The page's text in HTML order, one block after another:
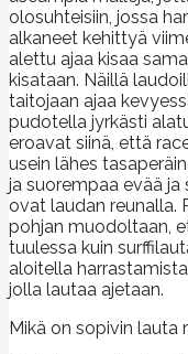
olosuhteisiin, jossa
alkaneet kehittyä
alettu ajaa kisaa
kisataan. Näillä
taitojaan ajaa
pudotella jyrkästi
eroavat siinä, että
usein lähes
ja suorempaa evää ja
ovat laudan reunalla.
pohjan muodoltaan,
tuulessa kuin
aloitella
jolla lautaa ajetaan.
Mikä on sopivin lauta